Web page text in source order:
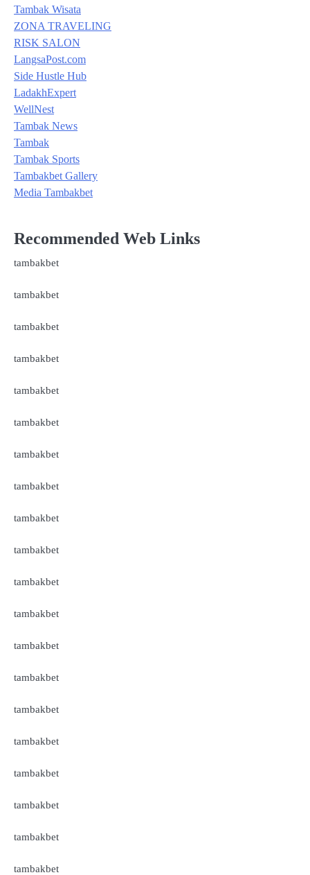
Tambak Wisata
ZONA TRAVELING
RISK SALON
LangsaPost.com
Side Hustle Hub
LadakhExpert
WellNest
Tambak News
Tambak
Tambak Sports
Tambakbet Gallery
Media Tambakbet
Recommended Web Links
tambakbet
tambakbet
tambakbet
tambakbet
tambakbet
tambakbet
tambakbet
tambakbet
tambakbet
tambakbet
tambakbet
tambakbet
tambakbet
tambakbet
tambakbet
tambakbet
tambakbet
tambakbet
tambakbet
tambakbet